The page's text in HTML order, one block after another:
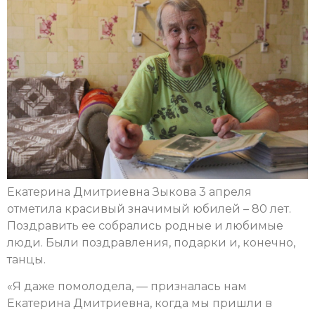
Екатерина Дмитриевна Зыкова 3 апреля
отметила красивый значимый юбилей – 80 лет.
Поздравить ее собрались родные и любимые
люди. Были поздравления, подарки и, конечно,
танцы.
«Я даже помолодела, — призналась нам
Екатерина Дмитриевна, когда мы пришли в